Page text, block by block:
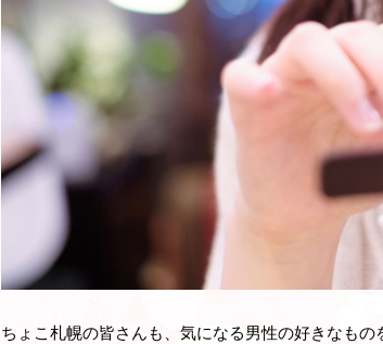
ちょこ札幌の皆さんも、気になる男性の好きなもの